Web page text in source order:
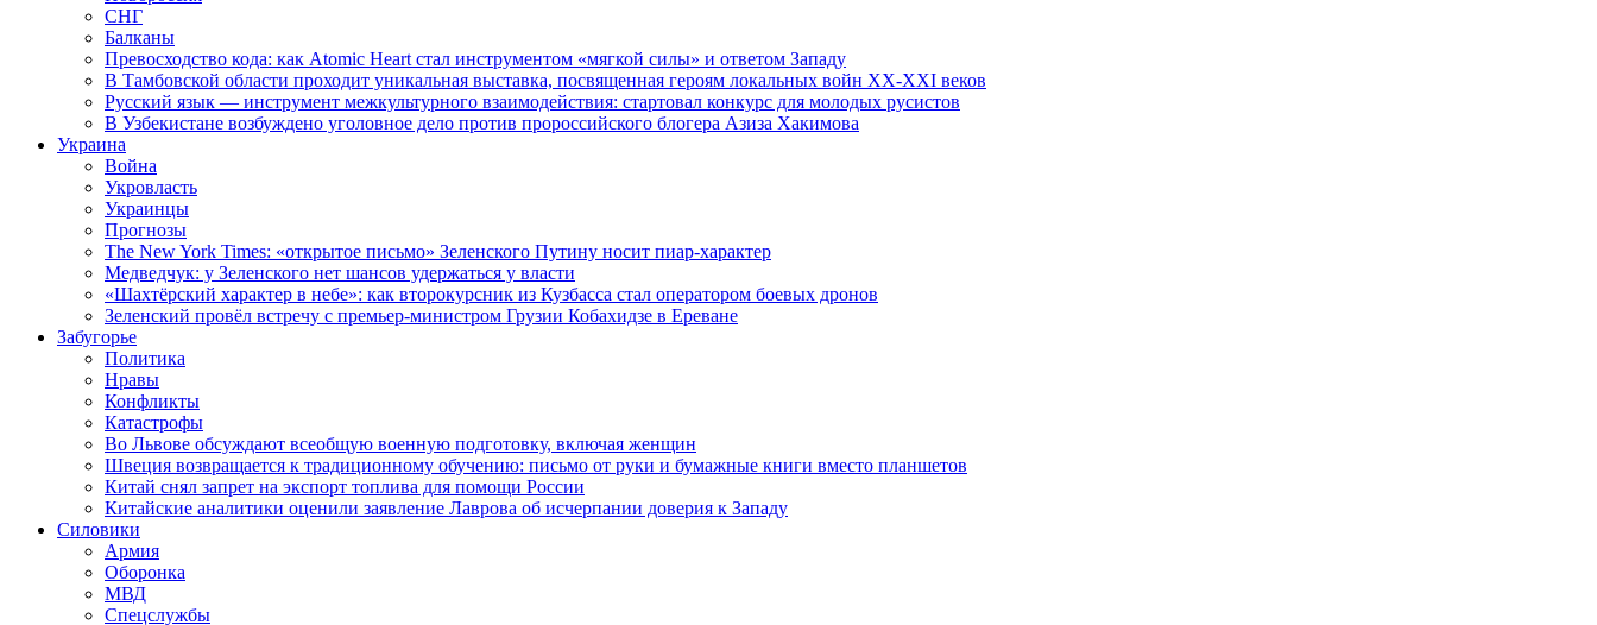
СНГ
Балканы
Превосходство кода: как Atomic Heart стал инструментом «мягкой силы» и ответом Западу
В Тамбовской области проходит уникальная выставка, посвященная героям локальных войн XX-XXI веков
Русский язык — инструмент межкультурного взаимодействия: стартовал конкурс для молодых русистов
В Узбекистане возбуждено уголовное дело против пророссийского блогера Азиза Хакимова
Украина
Война
Укровласть
Украинцы
Прогнозы
The New York Times: «открытое письмо» Зеленского Путину носит пиар-характер
Медведчук: у Зеленского нет шансов удержаться у власти
«Шахтёрский характер в небе»: как второкурсник из Кузбасса стал оператором боевых дронов
Зеленский провёл встречу с премьер-министром Грузии Кобахидзе в Ереване
Забугорье
Политика
Нравы
Конфликты
Катастрофы
Во Львове обсуждают всеобщую военную подготовку, включая женщин
Швеция возвращается к традиционному обучению: письмо от руки и бумажные книги вместо планшетов
Китай снял запрет на экспорт топлива для помощи России
Китайские аналитики оценили заявление Лаврова об исчерпании доверия к Западу
Силовики
Армия
Оборонка
МВД
Спецслужбы